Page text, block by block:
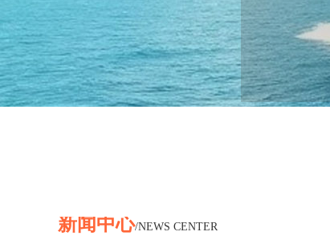
新闻中心/NEWS CENTER